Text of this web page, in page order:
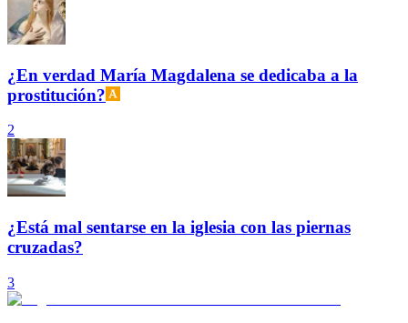
¿En verdad María Magdalena se dedicaba a la
prostitución?
2
¿Está mal sentarse en la iglesia con las piernas
cruzadas?
3